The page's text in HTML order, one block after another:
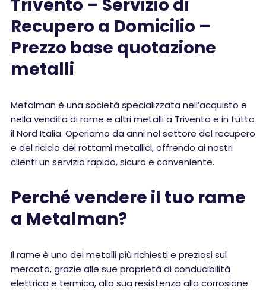
Trivento – Servizio di
Recupero a Domicilio –
Prezzo base quotazione
metalli
Metalman è una società specializzata nell’acquisto e
nella vendita di rame e altri metalli a Trivento e in tutto
il Nord Italia. Operiamo da anni nel settore del recupero
e del riciclo dei rottami metallici, offrendo ai nostri
clienti un servizio rapido, sicuro e conveniente.
Perché vendere il tuo rame
a Metalman?
Il rame è uno dei metalli più richiesti e preziosi sul
mercato, grazie alle sue proprietà di conducibilità
elettrica e termica, alla sua resistenza alla corrosione